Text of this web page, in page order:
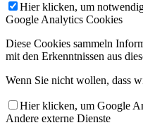
Hier klicken, um
Google Analytics Cookies
Diese Cookies sammeln
mit den Erkenntnissen aus
Wenn Sie nicht wollen, dass
Hier klicken, um Google
Andere externe Dienste